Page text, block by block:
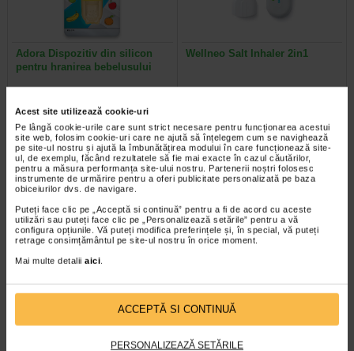
Acest site utilizează cookie-uri
Pe lângă cookie-urile care sunt strict necesare pentru funcționarea acestui
site web, folosim cookie-uri care ne ajută să înțelegem cum se navighează
pe site-ul nostru și ajută la îmbunătățirea modului în care funcționează site-
ul, de exemplu, făcând rezultatele să fie mai exacte în cazul căutărilor,
pentru a măsura performanța site-ului nostru. Partenerii noștri folosesc
instrumente de urmărire pentru a oferi publicitate personalizată pe baza
obiceiurilor dvs. de navigare.
Puteți face clic pe „Acceptă si continuă” pentru a fi de acord cu aceste
utilizări sau puteți face clic pe „Personalizează setările” pentru a vă
configura opțiunile. Vă puteți modifica preferințele și, în special, vă puteți
retrage consimțământul pe site-ul nostru în orice moment.
Mai multe detalii aici.
ACCEPTĂ SI CONTINUĂ
PERSONALIZEAZĂ SETĂRILE
Adora Dispozitiv din silicon
pentru hranirea bebelusului
a usura tranzitia de la hranirea cu
lichide la cea cu alimente solide…
Wellneo Salt Inhaler 2in1
problemelor de sanatate si este…
Vicks Umidificator ultrasonic
cu 1 tableta aromatizanta…
Tensiometru digital Sendo
Advance 3